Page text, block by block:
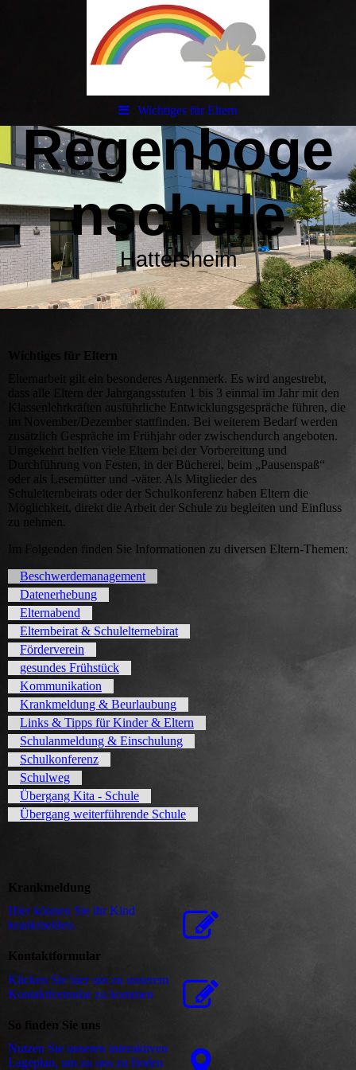
Wichtiges für Eltern
Regenboge
nschule
Hattersheim
Wichtiges für Eltern
Elternarbeit gilt ein besonderes Augenmerk. Es wird angestrebt,
dass alle Eltern der Jahrgangsstufen 1 bis 3 einmal im Jahr mit den
Klassenlehrkräften ausführliche Entwicklungsgespräche führen, die
im November/Dezember stattfinden. Bei weiterem Bedarf werden
zusätzlich Gespräche im Frühjahr oder zwischendurch angeboten.
Umgekehrt helfen viele Eltern bei der Vorbereitung und
Durchführung von Festen, in der Bücherei, beim „Pausenspaß“
oder als Lesemütter und -väter. Als Mitglieder des
Schulelternbeirats oder der Schulkonferenz haben Eltern die
Möglichkeit, direkt die Arbeit der Schule zu begleiten und Einfluss
zu nehmen.
Im Folgenden finden Sie Informationen zu diversen Eltern-Themen:
Beschwerdemanagement
Datenerhebung
Elternabend
Elternbeirat & Schulelternebirat
Förderverein
gesundes Frühstück
Kommunikation
Krankmeldung & Beurlaubung
Links & Tipps für Kinder & Eltern
Schulanmeldung & Einschulung
Schulkonferenz
Schulweg
Übergang Kita - Schule
Übergang weiterführende Schule
Krankmeldung
Hier können Sie ihr Kind
krankmelden.
Kontaktformular
Klicken Sie hier um zu unserem
Kon­takt­for­mu­lar zu kommen
So finden Sie uns
Nutzen Sie unseren interaktiven
La­ge­plan, um zu uns zu finden